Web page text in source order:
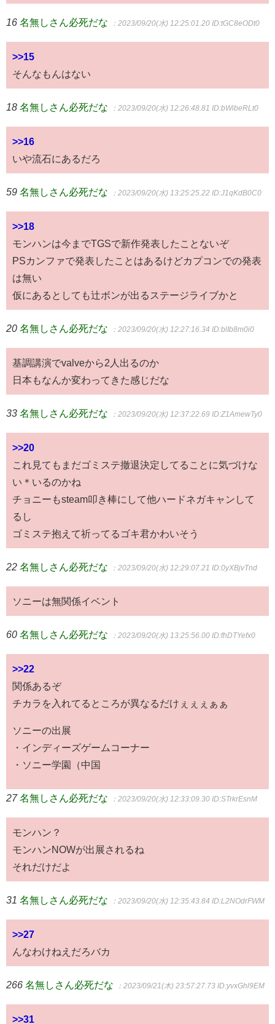
16 名無しさん必死だな ：2023/09/20(水) 12:25:01.20 ID:tGC8eODt0
>>15
そんなもんはない
18 名無しさん必死だな ：2023/09/20(水) 12:26:48.81 ID:bWibeRLt0
>>16
いや流石にあるだろ
59 名無しさん必死だな ：2023/09/20(水) 13:25:25.22 ID:J1qKdB0C0
>>18
モンハンは今までTGSで新作発表したことないぞ
PSカンファで発表したことはあるけどカプコンでの発表
は無い
仮にあるとしても辻ボンが出るステージライブかと
20 名無しさん必死だな ：2023/09/20(水) 12:27:16.34 ID:blIb8m0i0
基調講演でvalveから2人出るのか
日本もなんか変わってきた感じだな
33 名無しさん必死だな ：2023/09/20(水) 12:37:22.69 ID:Z1AmewTy0
>>20
これ見てもまだゴミステ撤退決定してることに気づけな
い＊いるのかね
チョニーもsteam叩き棒にして他ハードネガキャンして
るし
ゴミステ抱えて祈ってるゴキ君かわいそう
22 名無しさん必死だな ：2023/09/20(水) 12:29:07.21 ID:0yXBjvTnd
ソニーは無関係イベント
60 名無しさん必死だな ：2023/09/20(水) 13:25:56.00 ID:fhDTYefx0
>>22
関係あるぞ
チカラを入れてるところが異なるだけぇぇぇぁぁ
ソニーの出展
・インディーズゲームコーナー
・ソニー学園（中国
27 名無しさん必死だな ：2023/09/20(水) 12:33:09.30 ID:STrkrEsnM
モンハン？
モンハンNOWが出展されるね
それだけだよ
31 名無しさん必死だな ：2023/09/20(水) 12:35:43.84 ID:L2NOdrFWM
>>27
んなわけねえだろバカ
266 名無しさん必死だな ：2023/09/21(木) 23:57:27.73 ID:yvxGhl9EM
>>31